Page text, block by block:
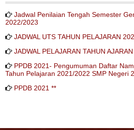
Jadwal Penilaian Tengah Semester
2022/2023
JADWAL UTS TAHUN PELAJARAN
JADWAL PELAJARAN TAHUN
PPDB 2021- Pengumuman Daftar
Tahun Pelajaran 2021/2022 SMP Negeri
PPDB 2021 **